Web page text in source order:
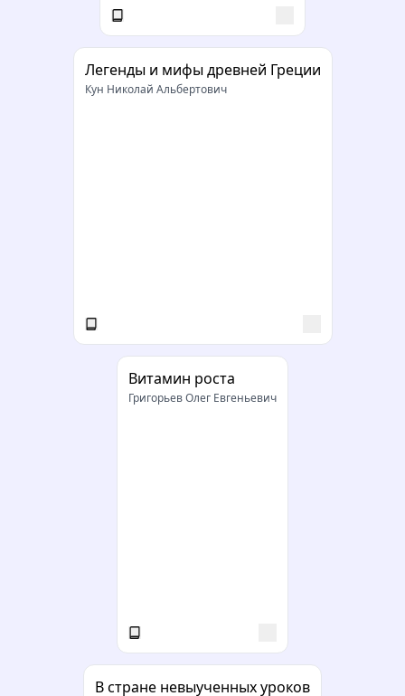
Легенды и мифы древней Греции
Кун Николай Альбертович
Витамин роста
Григорьев Олег Евгеньевич
В стране невыученных уроков